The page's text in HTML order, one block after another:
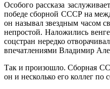
Особого рассказа
победе сборной СССР на
он называл звездным часом
непростой. Наложились
соцстран нередко
впечатлениями Владимир
Так и произошло. Сборная
он и несколько его коллег